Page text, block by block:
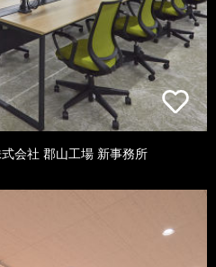
会社 郡山工場 新事務所